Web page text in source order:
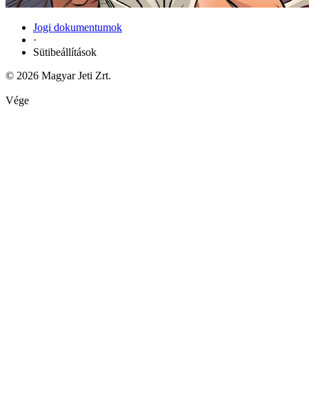
Jogi dokumentumok
·
Sütibeállítások
© 2026 Magyar Jeti Zrt.
Vége